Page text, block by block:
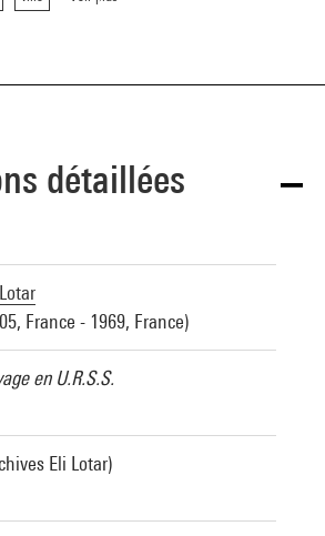
détaillées
France - 1969, France)
en U.R.S.S.
Eli Lotar)